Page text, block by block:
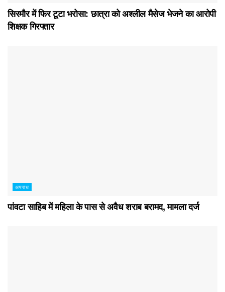
सिरमौर में फिर टूटा भरोसा: छात्रा को अश्लील मैसेज भेजने का आरोपी
शिक्षक गिरफ्तार
अपराध
पांवटा साहिब में महिला के पास से अवैध शराब बरामद, मामला दर्ज